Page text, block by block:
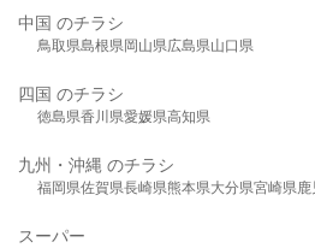
中国 のチラシ
鳥取県島根県岡山県広島県山口県
四国 のチラシ
徳島県香川県愛媛県高知県
九州・沖縄 のチラシ
福岡県佐賀県長崎県熊本県大分県宮崎県
スーパー